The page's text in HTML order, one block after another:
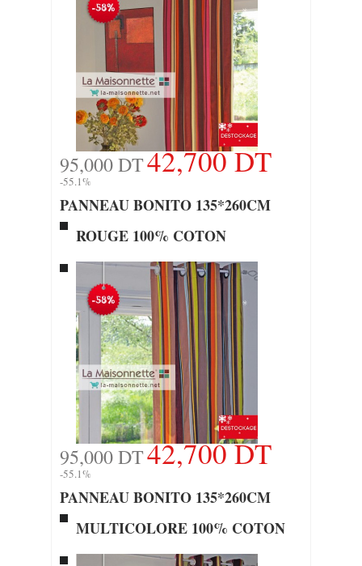
95,000 DT42,700 DT
-55.1%
PANNEAU BONITO 135*260CM
ROUGE 100% COTON
95,000 DT42,700 DT
-55.1%
PANNEAU BONITO 135*260CM
MULTICOLORE 100% COTON